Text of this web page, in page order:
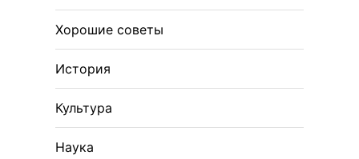
Хорошие советы
История
Культура
Наука